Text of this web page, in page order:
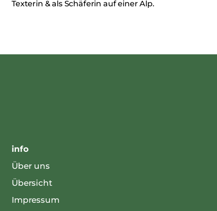
Texterin & als Schäferin auf einer Alp.
info
Über uns
Übersicht
Impressum